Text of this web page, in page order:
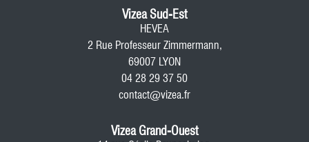
Vizea Sud-Est
HEVEA
2 Rue Professeur Zimmermann,
69007 LYON
04 28 29 37 50
contact@vizea.fr
Vizea Grand-Ouest